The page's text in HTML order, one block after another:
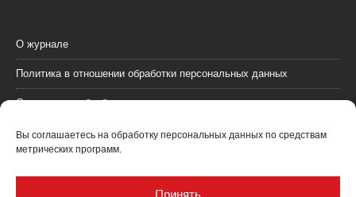
Вы соглашаетесь на обработку персональных данных по средствам
метрических программ.
Принять
О журнале
Политика в отношении обработки персональных данных
Согласие на обработку персональных данных
Пользовательское соглашение (оферта)